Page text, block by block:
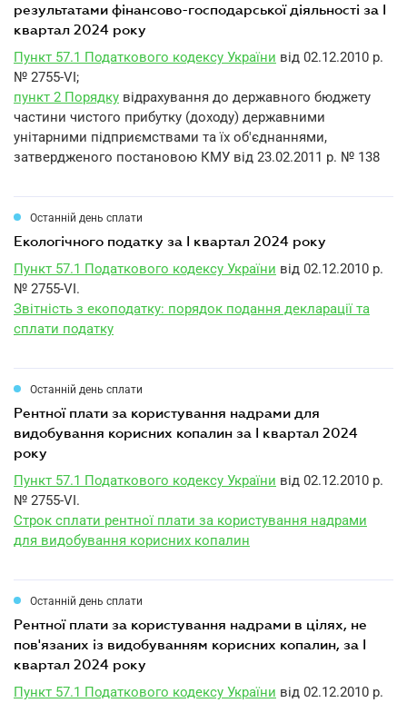
результатами фінансово-господарської діяльності за I
квартал 2024 року
Пункт 57.1 Податкового кодексу України від 02.12.2010 р.
№ 2755-VI;
пункт 2 Порядку відрахування до державного бюджету
частини чистого прибутку (доходу) державними
унітарними підприємствами та їх об'єднаннями,
затвердженого постановою КМУ від 23.02.2011 р. № 138
Останній день сплати
екологічного податку за I квартал 2024 року
Пункт 57.1 Податкового кодексу України від 02.12.2010 р.
№ 2755-VI.
Звітність з екоподатку: порядок подання декларації та
сплати податку
Останній день сплати
рентної плати за користування надрами для
видобування корисних копалин за I квартал 2024
року
Пункт 57.1 Податкового кодексу України від 02.12.2010 р.
№ 2755-VI.
Строк сплати рентної плати за користування надрами
для видобування корисних копалин
Останній день сплати
рентної плати за користування надрами в цілях, не
пов'язаних із видобуванням корисних копалин, за I
квартал 2024 року
Пункт 57.1 Податкового кодексу України від 02.12.2010 р.